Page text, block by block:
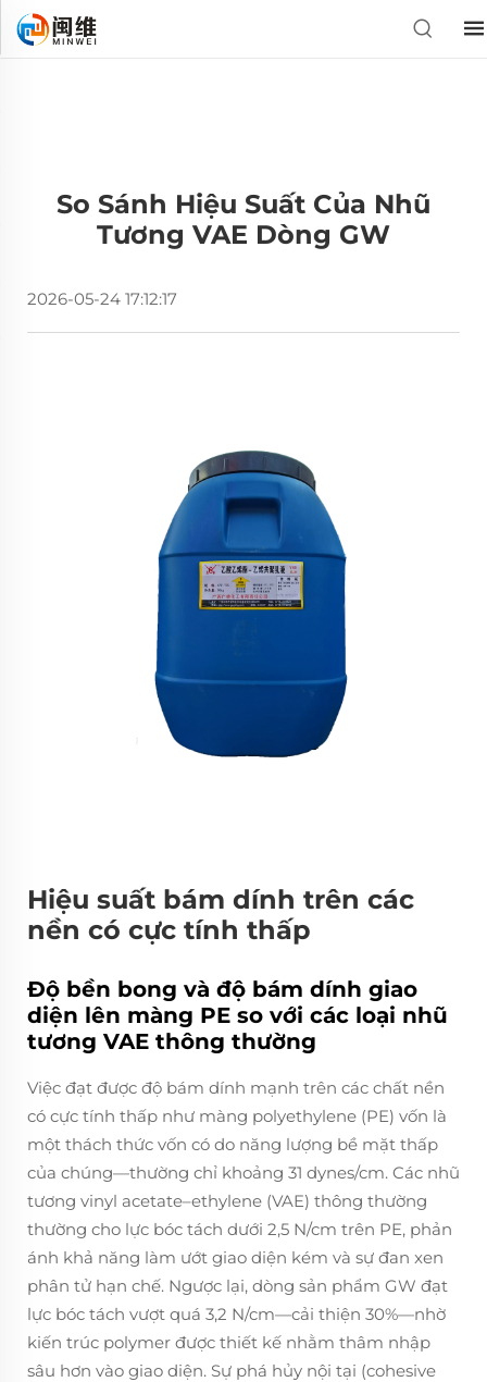
So Sánh Hiệu Suất Của Nhũ
Tương VAE Dòng GW
2026-05-24 17:12:17
Hiệu suất bám dính trên các
nền có cực tính thấp
Độ bền bong và độ bám dính giao
diện lên màng PE so với các loại nhũ
tương VAE thông thường
Việc đạt được độ bám dính mạnh trên các chất nền
có cực tính thấp như màng polyethylene (PE) vốn là
một thách thức vốn có do năng lượng bề mặt thấp
của chúng—thường chỉ khoảng 31 dynes/cm. Các nhũ
tương vinyl acetate–ethylene (VAE) thông thường
thường cho lực bóc tách dưới 2,5 N/cm trên PE, phản
ánh khả năng làm ướt giao diện kém và sự đan xen
phân tử hạn chế. Ngược lại, dòng sản phẩm GW đạt
lực bóc tách vượt quá 3,2 N/cm—cải thiện 30%—nhờ
kiến trúc polymer được thiết kế nhằm thâm nhập
sâu hơn vào giao diện. Sự phá hủy nội tại (cohesive